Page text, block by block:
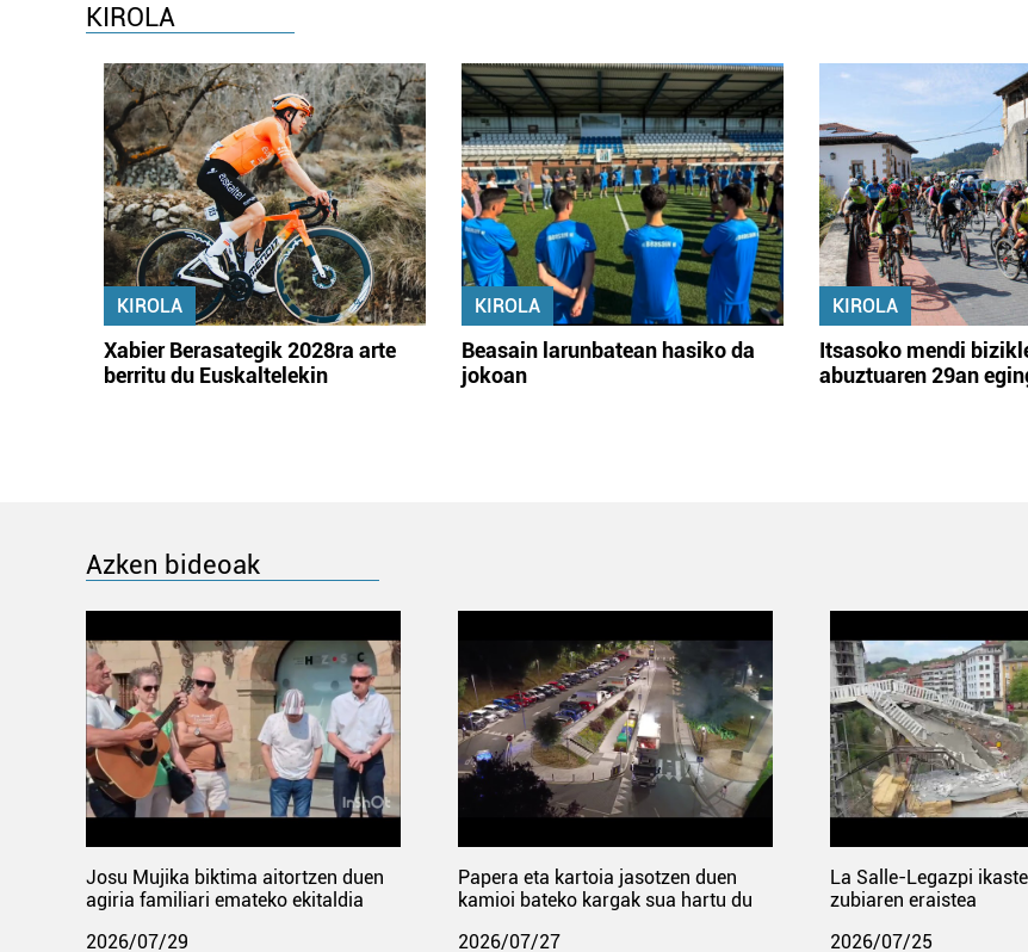
KIROLA
KIROLA
Xabier Berasategik 2028ra arte
berritu du Euskaltelekin
KIROLA
Beasain larunbatean hasiko da
jokoan
KIROLA
Itsasoko mendi
abuztuaren 29an
Azken bideoak
Josu Mujika biktima aitortzen duen
agiria familiari emateko ekitaldia
2026/07/29
Papera eta kartoia jasotzen duen
kamioi bateko kargak sua hartu du
2026/07/27
La Salle-Legazpi
zubiaren eraistea
2026/07/25